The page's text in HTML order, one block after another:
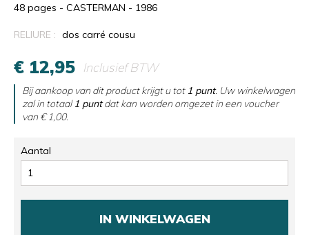
48 pages - CASTERMAN - 1986
RELIURE : dos carré cousu
€ 12,95 Inclusief BTW
Bij aankoop van dit product krijgt u tot 1 punt. Uw winkelwagen
zal in totaal1 puntdat kan worden omgezet in een voucher
van € 1,00.
Aantal
IN WINKELWAGEN